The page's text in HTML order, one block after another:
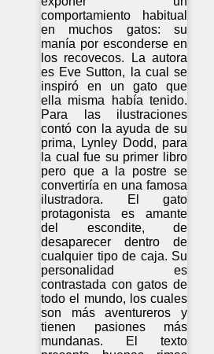
comportamiento habitual
en muchos gatos: su
manía por esconderse en
los recovecos. La autora
es Eve Sutton, la cual se
inspiró en un gato que
ella misma había tenido.
Para las ilustraciones
contó con la ayuda de su
prima, Lynley Dodd, para
la cual fue su primer libro
pero que a la postre se
convertiría en una famosa
ilustradora. El gato
protagonista es amante
del escondite, de
desaparecer dentro de
cualquier tipo de caja. Su
personalidad es
contrastada con gatos de
todo el mundo, los cuales
son más aventureros y
tienen pasiones más
mundanas. El texto